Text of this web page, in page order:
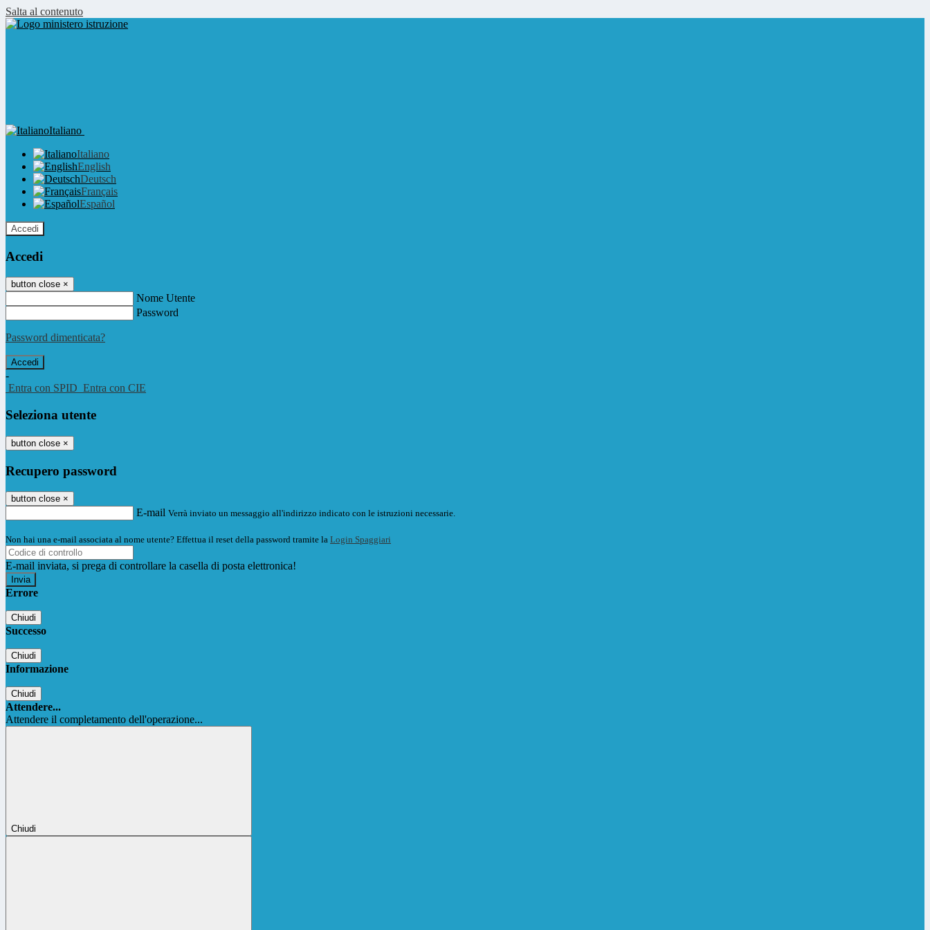
Salta al contenuto
Italiano
Italiano
English
Deutsch
Français
Español
Accedi
Accedi
button close ×
Nome Utente
Password
Password dimenticata?
-
Entra con SPID Entra con CIE
Seleziona utente
button close ×
Recupero password
button close ×
E-mail Verrà inviato un messaggio all'indirizzo indicato con le istruzioni necessarie.
Non hai una e-mail associata al nome utente? Effettua il reset della password tramite la Login Spaggiari
E-mail inviata, si prega di controllare la casella di posta elettronica!
Errore
Chiudi
Successo
Chiudi
Informazione
Chiudi
Attendere...
Attendere il completamento dell'operazione...
Chiudi